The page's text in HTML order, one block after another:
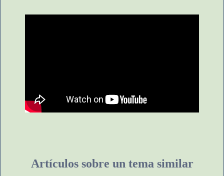
Artículos sobre un tema similar